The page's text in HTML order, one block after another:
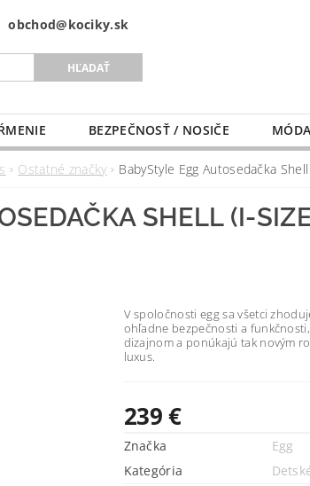
obchod@kociky.sk
BEZPEČNOSŤ / NOSIČE
PRE MAMIČKU NAŠE SLUŽBY
Ostatné značky BabyStyle Egg Autosedačka
SHELL (I-
V spoločnosti egg sa všetci
ohľadne bezpečnosti a
dizajnom a ponúkajú tak novým
luxus.
239 €
Značka
Egg
Kategória